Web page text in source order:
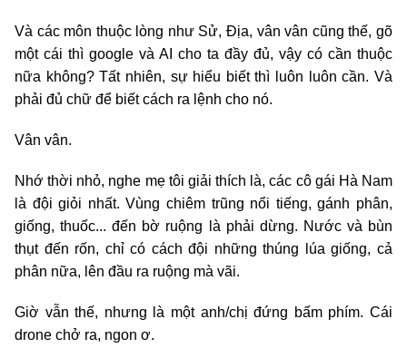
Và các môn thuộc lòng như Sử, Địa, vân vân cũng thế, gõ
một cái thì google và AI cho ta đầy đủ, vậy có cần thuộc
nữa không? Tất nhiên, sự hiểu biết thì luôn luôn cần. Và
phải đủ chữ để biết cách ra lệnh cho nó.
Vân vân.
Nhớ thời nhỏ, nghe mẹ tôi giải thích là, các cô gái Hà Nam
là đội giỏi nhất. Vùng chiêm trũng nổi tiếng, gánh phân,
giống, thuốc... đến bờ ruộng là phải dừng. Nước và bùn
thụt đến rốn, chỉ có cách đội những thúng lúa giống, cả
phân nữa, lên đầu ra ruộng mà vãi.
Giờ vẫn thế, nhưng là một anh/chị đứng bấm phím. Cái
drone chở ra, ngon ơ.